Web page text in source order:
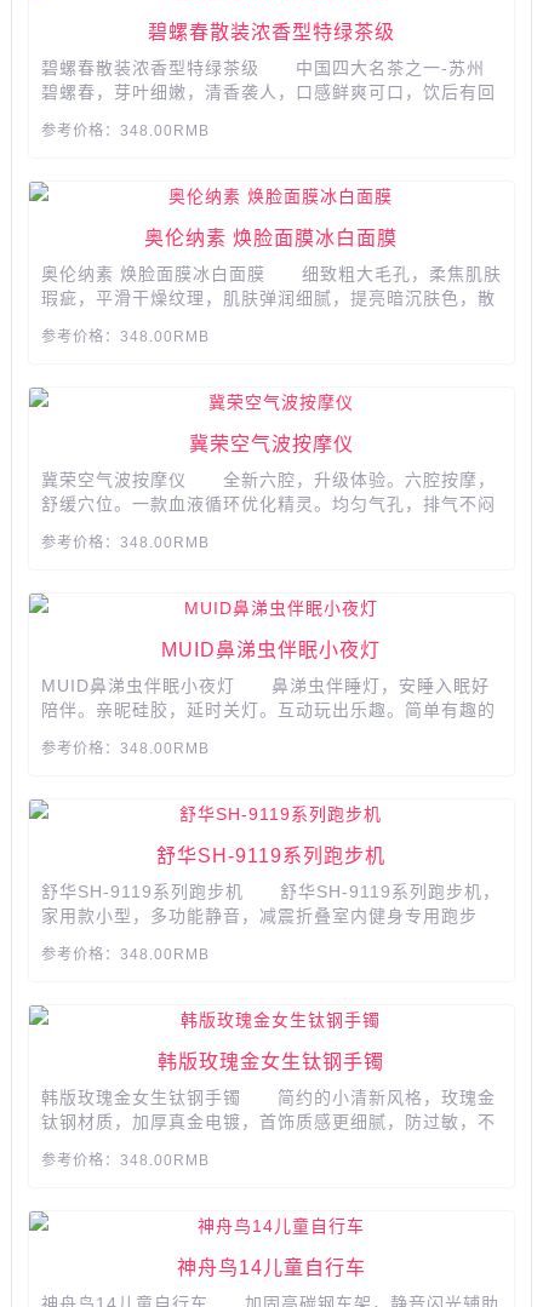
碧螺春散装浓香型特绿茶级
碧螺春散装浓香型特绿茶级 中国四大名茶之一-苏州
碧螺春，芽叶细嫩，清香袭人，口感鲜爽可口，饮后有回
茶毫越丰富，茶毫越丰富，茶叶的品质就越好，条索紧
鲜爽，茶汤黄绿自然，嫩...
参考价格：348.00RMB
奥伦纳素 焕脸面膜冰白面膜
奥伦纳素 焕脸面膜冰白面膜 细致粗大毛孔，柔焦肌肤
瑕疵，平滑干燥纹理，肌肤弹润细腻，提亮暗沉肤色，散
参考价格：348.00RMB
冀荣空气波按摩仪
冀荣空气波按摩仪 全新六腔，升级体验。六腔按摩，
舒缓穴位。一款血液循环优化精灵。均匀气孔，排气不闷
腿部神经酸痛、关节痛和老寒腿。...
参考价格：348.00RMB
MUID鼻涕虫伴眠小夜灯
MUID鼻涕虫伴眠小夜灯 鼻涕虫伴睡灯，安睡入眠好
陪伴。亲昵硅胶，延时关灯。互动玩出乐趣。简单有趣的
参考价格：348.00RMB
舒华SH-9119系列跑步机
舒华SH-9119系列跑步机 舒华SH-9119系列跑步机，
家用款小型，多功能静音，减震折叠室内健身专用跑步
参考价格：348.00RMB
韩版玫瑰金女生钛钢手镯
韩版玫瑰金女生钛钢手镯 简约的小清新风格，玫瑰金
钛钢材质，加厚真金电镀，首饰质感更细腻，防过敏，不
众但独特。多种款式可选择，只做自己的风格。手镯上可
~...
参考价格：348.00RMB
神舟鸟14儿童自行车